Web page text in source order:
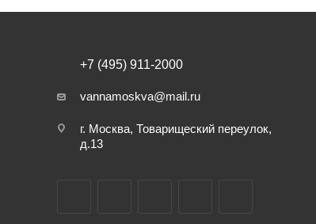
+7 (495) 911-2000
vannamoskva@mail.ru
г. Москва, Товарищеский переулок,
д.13